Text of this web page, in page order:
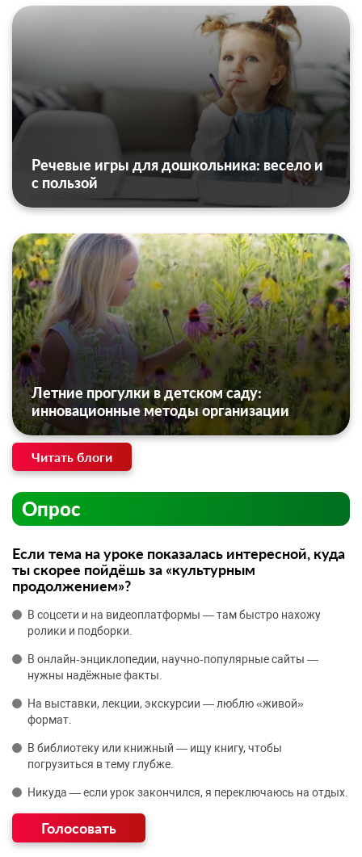
Речевые игры для дошкольника: весело и
с пользой
Летние прогулки в детском саду:
инновационные методы организации
Читать блоги
Опрос
Если тема на уроке показалась интересной, куда
ты скорее пойдёшь за «культурным
продолжением»?
В соцсети и на видеоплатформы — там быстро нахожу
ролики и подборки.
В онлайн‑энциклопедии, научно‑популярные сайты —
нужны надёжные факты.
На выставки, лекции, экскурсии — люблю «живой»
формат.
В библиотеку или книжный — ищу книгу, чтобы
погрузиться в тему глубже.
Никуда — если урок закончился, я переключаюсь на отдых.